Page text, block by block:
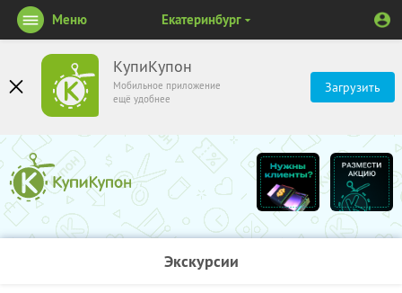
КупиКупон
Мобильное приложение
ещё удобнее
Загрузить
Меню Екатеринбург
Экскурсии